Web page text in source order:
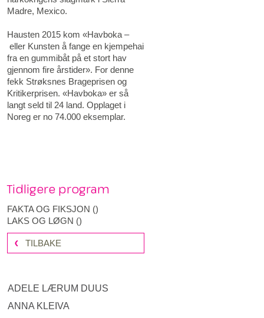
ADELE LÆRUM DUUS
ANNA KLEIVA
Madre, Mexico.
Hausten 2015 kom «Havboka –
eller Kunsten å fange en kjempehai
fra en gummibåt på et stort hav
gjennom fire årstider». For denne
fekk Strøksnes Brageprisen og
Kritikerprisen. «Havboka» er så
langt seld til 24 land. Opplaget i
Noreg er no 74.000 eksemplar.
Tidligere program
FAKTA OG FIKSJON ()
LAKS OG LØGN ()
TILBAKE